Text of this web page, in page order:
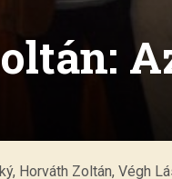
Horváth Zoltán, Végh